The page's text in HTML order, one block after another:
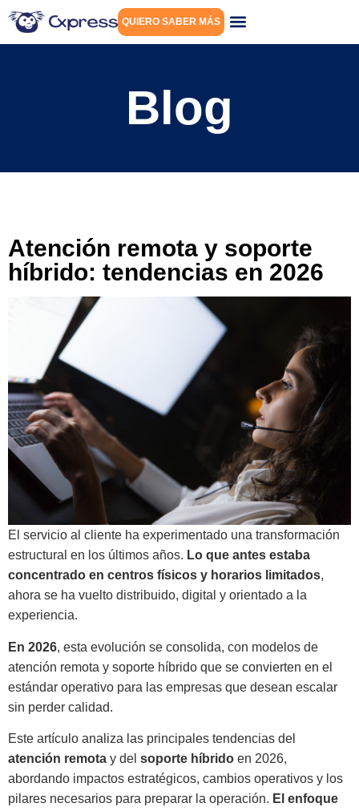
QUIERO SABER MÁS
Blog
Atención remota y soporte
híbrido: tendencias en 2026
El servicio al cliente ha experimentado una transformación
estructural en los últimos años. Lo que antes estaba
concentrado en centros físicos y horarios limitados,
ahora se ha vuelto distribuido, digital y orientado a la
experiencia.
En 2026, esta evolución se consolida, con modelos de
atención remota y soporte híbrido que se convierten en el
estándar operativo para las empresas que desean escalar
sin perder calidad.
Este artículo analiza las principales tendencias del
atención remota y del soporte híbrido en 2026,
abordando impactos estratégicos, cambios operativos y los
pilares necesarios para preparar la operación. El enfoque